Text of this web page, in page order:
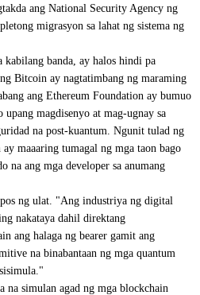
ang National Security Agency ng
migrasyon sa lahat ng sistema ng
banda, ay halos hindi pa
Bitcoin ay nagtatimbang ng maraming
ang Ethereum Foundation ay bumuo
upang magdisenyo at mag-ugnay sa
na post-kuantum. Ngunit tulad ng
maaaring tumagal ng mga taon bago
na ang mga developer sa anumang
ng ulat. "Ang industriya ng digital
nakataya dahil direktang
ang halaga ng bearer gamit ang
na binabantaan ng mga quantum
na simulan agad ng mga blockchain